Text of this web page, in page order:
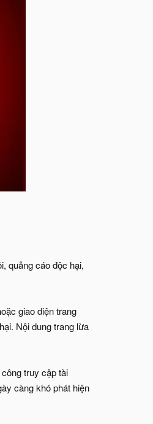
quảng cáo độc hại,
giao diện trang
Nội dung trang lừa
truy cập tài
càng khó phát hiện